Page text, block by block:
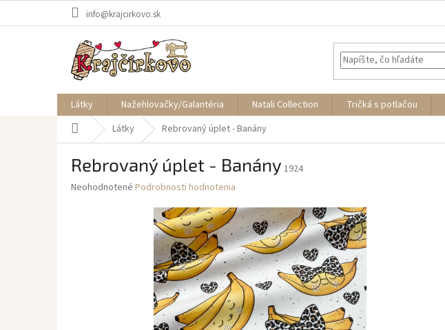
info@krajcirkovo.sk
Látky Nažehlovačky/Galantéria Natali Collection Tričká s potlačou
DomovLátky Rebrovaný úplet - Banány
Rebrovaný úplet - Banány 1924
Priemerné
Neohodnotené Podrobnosti hodnotenia